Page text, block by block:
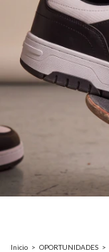
Inicio > OPORTUNIDADES >